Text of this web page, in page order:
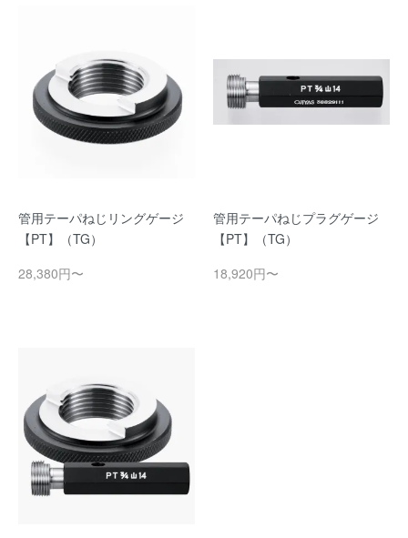
管用テーパねじリングゲージ
【PT】（TG）
28,380円〜
管用テーパねじプラグゲージ
【PT】（TG）
18,920円〜